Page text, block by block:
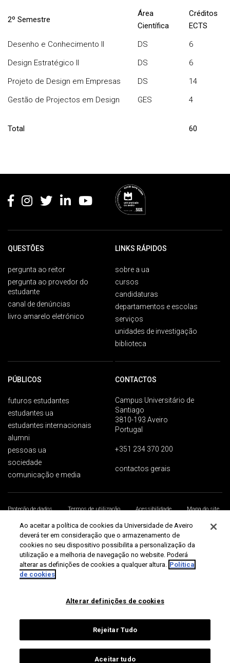
2º Semestre
Área
Científica
Créditos
ECTS
Desenho e Conhecimento II
DS
6
Design Estratégico II
DS
6
Projeto de Design em Empresas
DS
14
Gestão de Projectos em Design
GES 4
Total 60
QUESTÕES
pergunta ao reitor
pergunta ao provedor do
estudante
canal de denúncias
livro amarelo eletrónico
LINKS RÁPIDOS
sobre a ua
cursos
candidaturas
departamentos e escolas
serviços
unidades de investigação
biblioteca
PÚBLICOS
futuros estudantes
estudantes ua
estudantes internacionais
alumni
pessoas ua
sociedade
comunicação e media
CONTACTOS
Campus Universitário de
Santiago
3810-193 Aveiro
Portugal
+351 234 370 200
contactos gerais
Proteção de dados Termos de utilização Acessibilidade
Mapa do site
Universidade de Aveiro 2026
Ao aceitar a política de cookies da Universidade de Aveiro
deverá ter em consideração que o armazenamento de
cookies no seu dispositivo possibilita a personalização da
utilização e a melhoria de navegação no website. Poderá
alterar as definições de cookies a qualquer altura. Política
de cookies
Alterar definições de cookies
Rejeitar Tudo
Aceitar tudo